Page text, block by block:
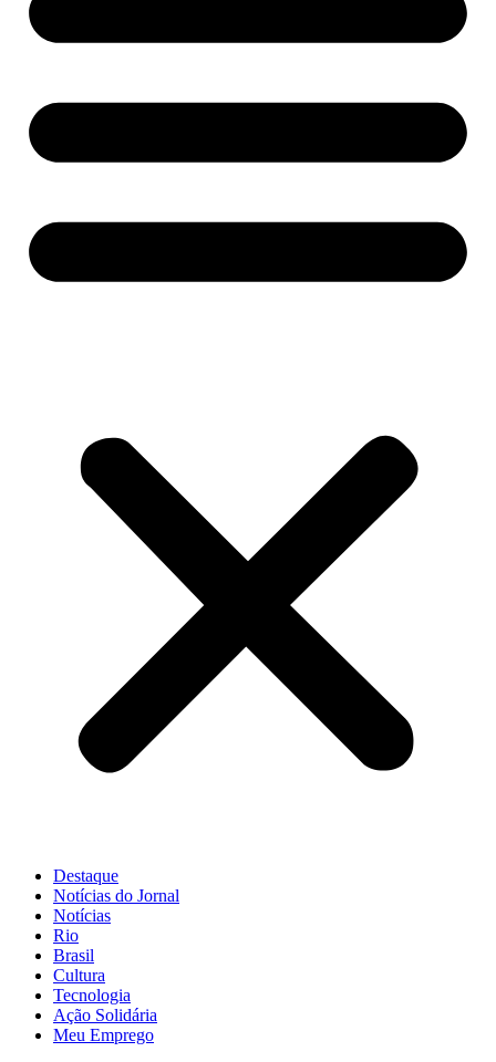
Destaque
Notícias do Jornal
Notícias
Rio
Brasil
Cultura
Tecnologia
Ação Solidária
Meu Emprego